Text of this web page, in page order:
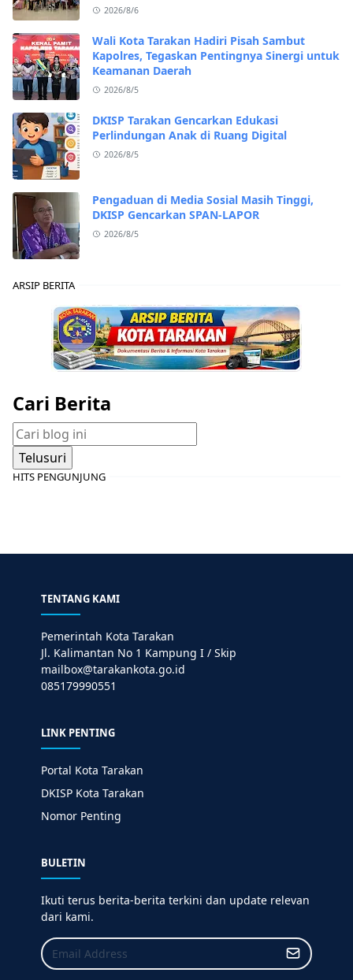
2026/8/6
Wali Kota Tarakan Hadiri Pisah Sambut
Kapolres, Tegaskan Pentingnya Sinergi untuk
Keamanan Daerah
2026/8/5
DKISP Tarakan Gencarkan Edukasi
Perlindungan Anak di Ruang Digital
2026/8/5
Pengaduan di Media Sosial Masih Tinggi,
DKISP Gencarkan SPAN-LAPOR
2026/8/5
ARSIP BERITA
Cari Berita
HITS PENGUNJUNG
TENTANG KAMI
Pemerintah Kota Tarakan
Jl. Kalimantan No 1 Kampung I / Skip
mailbox@tarakankota.go.id
085179990551
LINK PENTING
Portal Kota Tarakan
DKISP Kota Tarakan
Nomor Penting
BULETIN
Ikuti terus berita-berita terkini dan update relevan
dari kami.